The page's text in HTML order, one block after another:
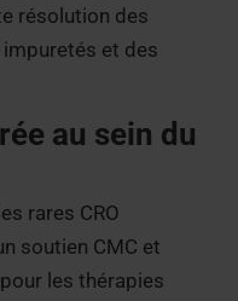
résolution des
et des
au sein du
rares CRO
soutien CMC et
les thérapies